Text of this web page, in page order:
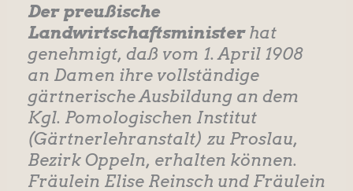
Der preußische
Landwirtschaftsministerhat
genehmigt, daß vom 1. April 1908
an Damen ihre vollständige
gärtnerische Ausbildung an dem
Kgl. Pomologischen Institut
(Gärtnerlehranstalt) zu Proslau,
Bezirk Oppeln, erhalten können.
Fräulein Elise Reinsch und Fräulein